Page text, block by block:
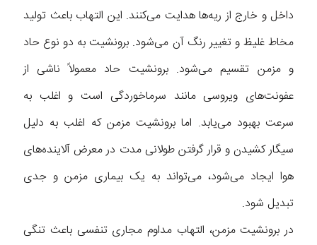
داخل و خارج از ریه‌ها هدایت می‌کنند. این التهاب باعث تولید
مخاط غلیظ و تغییر رنگ آن می‌شود. برونشیت به دو نوع حاد
و مزمن تقسیم می‌شود. برونشیت حاد معمولاً ناشی از
عفونت‌های ویروسی مانند سرماخوردگی است و اغلب به
سرعت بهبود می‌یابد. اما برونشیت مزمن که اغلب به دلیل
سیگار کشیدن و قرار گرفتن طولانی مدت در معرض آلاینده‌های
هوا ایجاد می‌شود، می‌تواند به یک بیماری مزمن و جدی
تبدیل شود.
در برونشیت مزمن، التهاب مداوم مجاری تنفسی باعث تنگی